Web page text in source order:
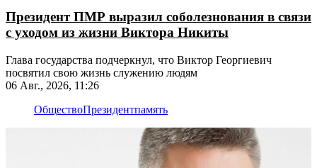
Президент ПМР выразил соболезнования в связи
с уходом из жизни Виктора Никиты
Глава государства подчеркнул, что Виктор Георгиевич
посвятил свою жизнь служению людям
06 Авг., 2026, 11:26
ОбществоПрезидентпамять